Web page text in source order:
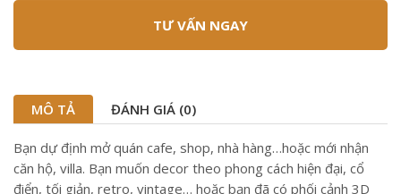
TƯ VẤN NGAY
MÔ TẢ ĐÁNH GIÁ (0)
Bạn dự định mở quán cafe, shop, nhà hàng…hoặc mới nhận
căn hộ, villa. Bạn muốn decor theo phong cách hiện đại, cổ
điển, tối giản, retro, vintage… hoặc bạn đã có phối cảnh 3D